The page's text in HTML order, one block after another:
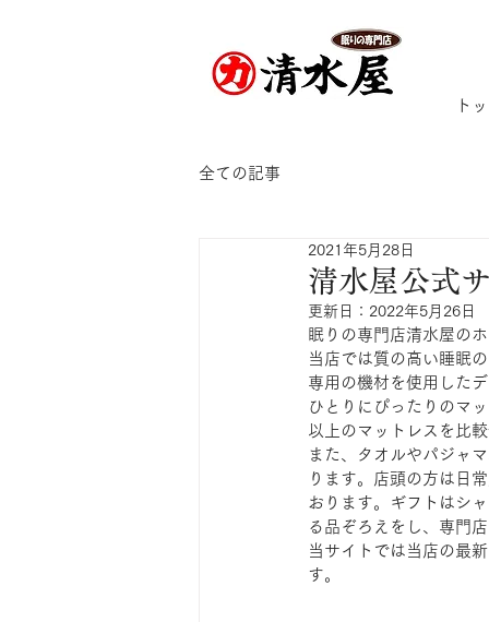
ト
全ての記事
清水屋公式
2021年5月28日
更新日： 2022年5月26日
眠りの専門店清水屋の
当店では質の高い睡眠
専用の機材を使用した
ひとりにぴったりのマ
以上のマットレスを比
また、タオルやパジャ
ります。店頭の方は日
おります。ギフトはシ
る品ぞろえをし、専門
当サイトでは当店の最
す。